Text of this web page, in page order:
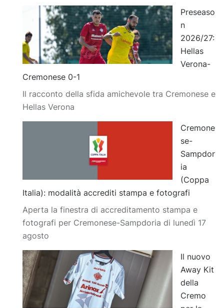
Preseaso
n
2026/27:
Hellas
Verona-
Cremonese 0-1
Il racconto della sfida amichevole tra Cremonese e
Hellas Verona
Cremone
se-
Sampdor
ia
(Coppa
Italia): modalità accrediti stampa e fotografi
Aperta la finestra di accreditamento stampa e
fotografi per Cremonese-Sampdoria di lunedì 17
agosto
Il nuovo
Away Kit
della
Cremo